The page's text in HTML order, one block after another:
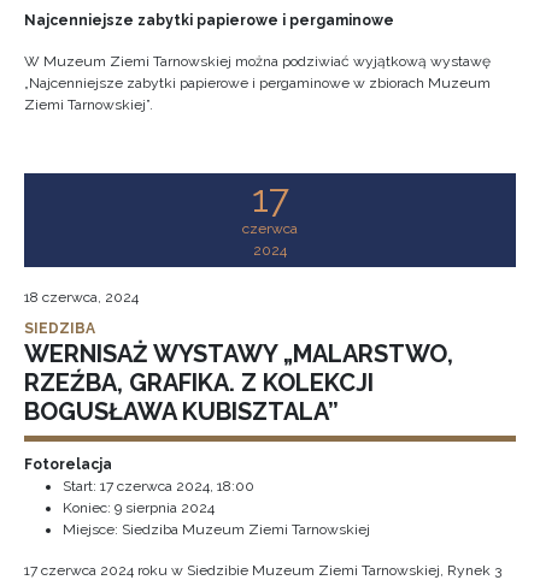
Najcenniejsze zabytki papierowe i pergaminowe
W Muzeum Ziemi Tarnowskiej można podziwiać wyjątkową wystawę
„Najcenniejsze zabytki papierowe i pergaminowe w zbiorach Muzeum
Ziemi Tarnowskiej”.
17
czerwca
2024
18 czerwca, 2024
SIEDZIBA
WERNISAŻ WYSTAWY „MALARSTWO,
RZEŹBA, GRAFIKA. Z KOLEKCJI
BOGUSŁAWA KUBISZTALA”
Fotorelacja
Start: 17 czerwca 2024, 18:00
Koniec: 9 sierpnia 2024
Miejsce: Siedziba Muzeum Ziemi Tarnowskiej
17 czerwca 2024 roku w Siedzibie Muzeum Ziemi Tarnowskiej, Rynek 3